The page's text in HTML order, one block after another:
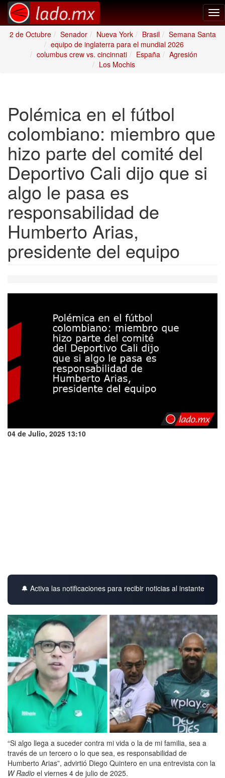
2 de Octubre
Senador Nueva York Brasil
Semana Santa
equipo de inglaterra para el mundial 2026
columbus crew vs. cincinnati
España
Agresión
Los Mochis
Polémica en el fútbol
colombiano: miembro que
hizo parte del comité del
Deportivo Cali dijo que si
algo le pasa es
responsabilidad de
Humberto Arias,
presidente del equipo
04 de Julio, 2025 13:10
🔔 Activa las notificaciones para recibir noticias al instante
“Si algo llega a suceder contra mi vida o la de mi familia, sea a
través de un tercero o lo que sea, es responsabilidad de
Humberto Arias”, advirtió Diego Quintero en una entrevista con la
W Radio el viernes 4 de julio de 2025.